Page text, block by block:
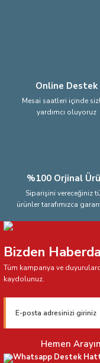
Online Destek
Mesai saatleri içinde
yardımcı oluyoruz
%100 Orjinal
Siparişini vereceğiniz
ürünler tarafımızca
Bizden
Tüm kampanya ve
kaydolunuz.
Hemen
Whatsapp Destek